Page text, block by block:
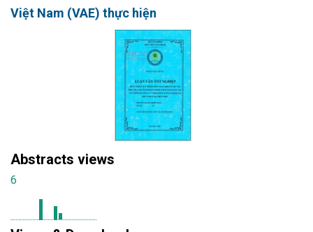
Việt Nam (VAE) thực hiện
Abstracts views
6